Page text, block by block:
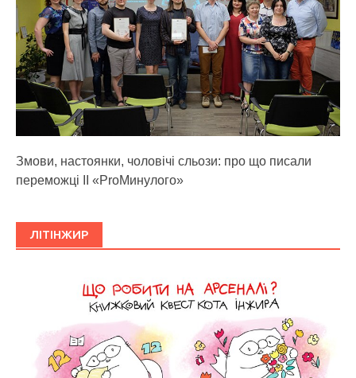
Змови, настоянки, чоловічі сльози: про що писали
переможці ІІ «ProМинулого»
ЛІТІНЖИР